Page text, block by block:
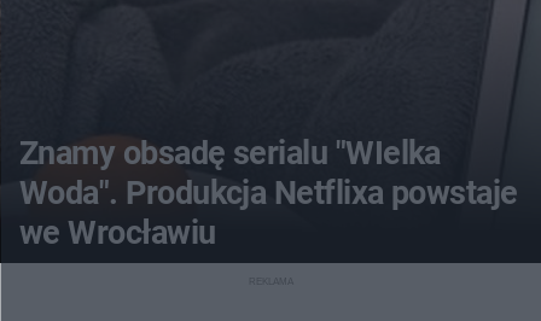
Znamy obsadę serialu "WIelka
Woda". Produkcja Netflixa powstaje
we Wrocławiu